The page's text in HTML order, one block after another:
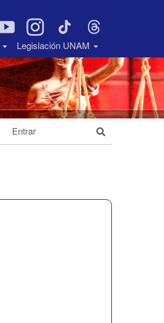
Legislación UNAM
Entrar